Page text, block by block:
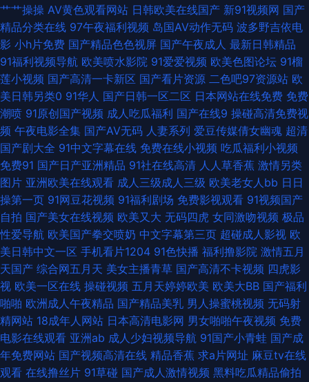
久免费 51国产ts人妖 欧美妇岳淫伦视频 成人无码久久蜜桃网站 91次元91 欧
美日韩色色 91原创论坛视频 探花jk 东方av在线3 51天草草 人妻AV福利 成人
精品女人 91工厂露脸熟女 日本阿v免费在线观看 豆花视频午夜场 中文字幕
37页 狼人五月天影院 91视频最新网址 91pro成人 日韩TV123区 国产精品国
产高清 91美女免费黑料 深爱激情网开心五月天 久久涩涩欧美 91视频首页入
口 日韩另类九区 成人性视频网站 91你懂的在线 三级片com 后入黑丝在线播
放 91唐伯虎 午夜寂寞福利 黄污视频 91蜜桃黑人人妻 日韩久久 超碰爱爱福
利 91人人爽 www91尤物网 95福利在线 香蕉色导航 国产自拍情侣在线观看
91秦先生在线 五月激情不卡一区 久久高清黄色视频网 91小视频网站 91大神
小青蛙搭讪视频 天堂男人黄网 激情图片97 91秦先生在线播放 午夜青青草在
线 九一一二国产 人妖自慰伪娘视频 美欧国伦理片14 人妻八页 影音先锋av福
艹艹操操 AV黄色观看网站 日韩欧美在线国产 新91视频网 国产
精品分类在线 97午夜福利视频 岛国AV动作无码 波多野吉依电
影 小h片免费 国产精品色色视屏 国产午夜成人 最新日韩精品
91福利视频导航 欧美喷水影院 91爱爱视频 欧美色图论坛 91榴
莲小视频 国产高清一卡新区 国产看片资源 二色吧97资源站 欧
美日韩另类0 91华人 国产日韩一区二区 日本网站在线免费 免费
潮喷 91原创国产视频 成人吃瓜福利 国产在线9 操碰高清免费视
频 午夜电影全集 国产AV无码 人妻系列 爱豆传媒倩女幽魂 超清
国产剧大全 91中文字幕在线 免费在线小视频 吃瓜福利小视频
免费91 国产日产亚洲精品 91社在线高清 人人草香蕉 激情另类
图片 亚洲欧美在线观看 成人三级成人三级 欧美老女人bb 日日
操第一页 91网豆花视频 91福利剧场 免费影视观看 91视频国产
自拍 国产美女在线视频 欧美又大 无码四虎 女同激吻视频 极品
性爱导航 欧美国产拳交喷奶 中文字幕第三页 超碰成人影视 欧
美日韩中文一区 手机看片1204 91色快播 福利撸影院 激情五月
天国产 综合网五月天 美女主播青草 国产高清不卡视频 四虎影
视 欧美一区在线 操碰视频 五月天婷婷欧美 欧美大BB 国产福利
啪啪 欧洲成人午夜精品 国产精品美乳 男人操蜜桃视频 无码射
精网站 18成年人网站 日本高清电影网 男女啪啪午夜视频 免费
电影在线观看 亚洲ab 成人少妇视频导航 91国产小青蛙 国产成
年免费网站 国产视频高清在线 精品香蕉 求a片网址 麻豆tv在线
观看 在线撸丝片 91草碰 国产成人激情视频 黑料吃瓜精品偷拍